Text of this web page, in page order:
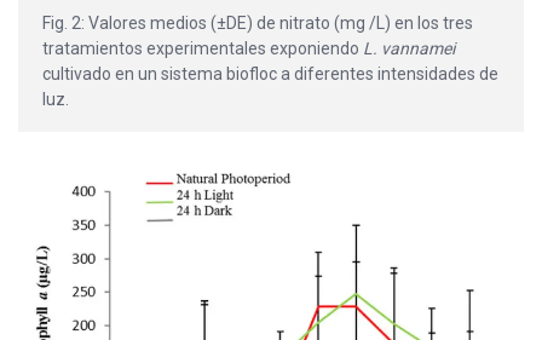
Fig. 2: Valores medios (±DE) de nitrato (mg /L) en los tres
tratamientos experimentales exponiendo L. vannamei
cultivado en un sistema biofloc a diferentes intensidades de
luz.